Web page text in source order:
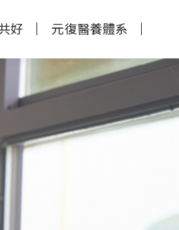
好 元復醫養體系